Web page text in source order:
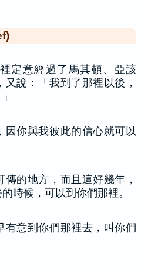
定意經過了馬其頓、亞該
說：「我到了那裡以後，
因你與我彼此的信心就可以
的地方，而且這好幾年，
時候，可以到你們那裡。
有意到你們那裡去，叫你們